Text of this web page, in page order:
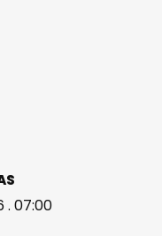
. 07:00